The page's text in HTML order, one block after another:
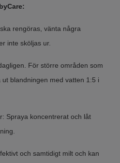
rengöras, vänta några
inte sköljas ur.
För större områden som
blandningen med vatten 1:5 i
Spraya koncentrerat och låt
och samtidigt milt och kan